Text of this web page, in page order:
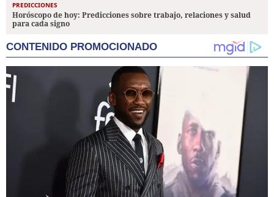
PREDICCIONES
Horóscopo de hoy: Predicciones sobre trabajo, relaciones y salud
para cada signo
CONTENIDO PROMOCIONADO